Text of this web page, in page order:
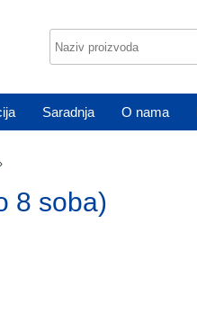
Saradnja O nama
›
8 soba)